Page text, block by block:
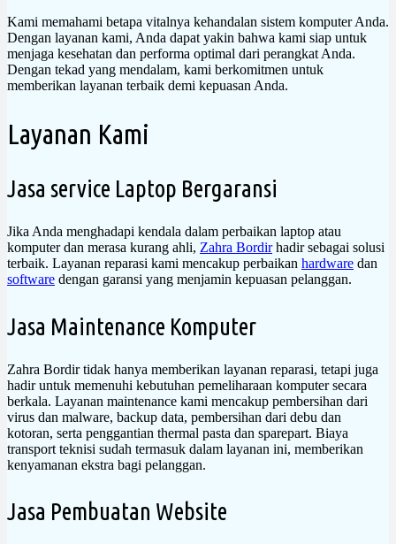
Kami memahami betapa vitalnya kehandalan sistem komputer Anda.
Dengan layanan kami, Anda dapat yakin bahwa kami siap untuk
menjaga kesehatan dan performa optimal dari perangkat Anda.
Dengan tekad yang mendalam, kami berkomitmen untuk
memberikan layanan terbaik demi kepuasan Anda.
Layanan Kami
Jasa service Laptop Bergaransi
Jika Anda menghadapi kendala dalam perbaikan laptop atau
komputer dan merasa kurang ahli, Zahra Bordirhadir sebagai solusi
terbaik. Layanan reparasi kami mencakup perbaikan hardware dan
software dengan garansi yang menjamin kepuasan pelanggan.
Jasa Maintenance Komputer
Zahra Bordir tidak hanya memberikan layanan reparasi, tetapi juga
hadir untuk memenuhi kebutuhan pemeliharaan komputer secara
berkala. Layanan maintenance kami mencakup pembersihan dari
virus dan malware, backup data, pembersihan dari debu dan
kotoran, serta penggantian thermal pasta dan sparepart. Biaya
transport teknisi sudah termasuk dalam layanan ini, memberikan
kenyamanan ekstra bagi pelanggan.
Jasa Pembuatan Website